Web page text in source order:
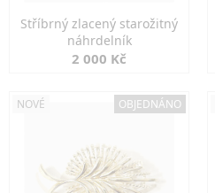
Stříbrný zlacený starožitný
náhrdelník
2 000 Kč
NOVÉ OBJEDNÁNO